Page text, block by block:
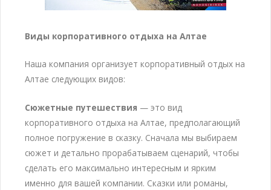
Виды корпоративного отдыха на Алтае
Наша компания организует корпоративный отдых на
Алтае следующих видов:
Сюжетные путешествия — это вид
корпоративного отдыха на Алтае, предполагающий
полное погружение в сказку. Сначала мы выбираем
сюжет и детально прорабатываем сценарий, чтобы
сделать его максимально интересным и ярким
именно для вашей компании. Сказки или романы,